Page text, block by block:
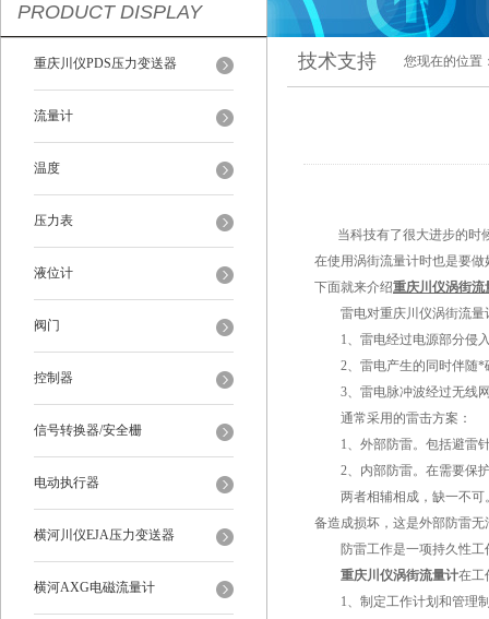
PRODUCT DISPLAY
重庆川仪PDS压力变送器
流量计
温度
压力表
液位计
阀门
控制器
信号转换器/安全栅
电动执行器
横河川仪EJA压力变送器
横河AXG电磁流量计
技术支持 您现在的位置
当科技有了很大进步的时候
在使用涡街流量计时也是要
下面就来介绍重庆川仪涡街流
雷电对重庆川仪涡街流量
1、雷电经过电源部分侵
2、雷电产生的同时伴随*
3、雷电脉冲波经过无线网
通常采用的雷击方案：
1、外部防雷。包括避雷针
2、内部防雷。在需要保护
两者相辅相成，缺一不可
备造成损坏，这是外部防雷无
防雷工作是一项持久性工
重庆川仪涡街流量计在工
1、制定工作计划和管理制